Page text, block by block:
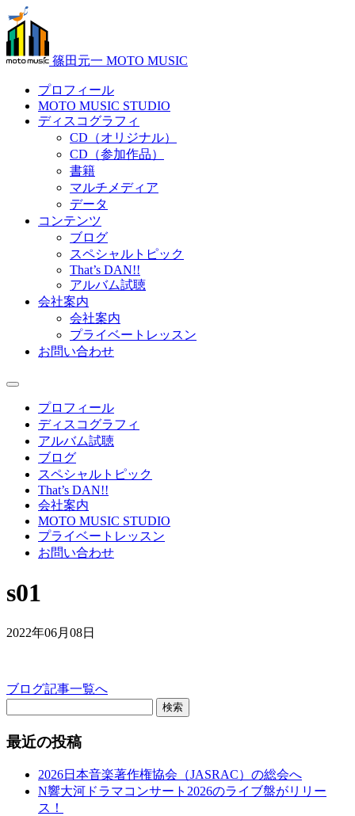
篠田元一 MOTO MUSIC
プロフィール
MOTO MUSIC STUDIO
ディスコグラフィ
CD（オリジナル）
CD（参加作品）
書籍
マルチメディア
データ
コンテンツ
ブログ
スペシャルトピック
That’s DAN!!
アルバム試聴
会社案内
会社案内
プライベートレッスン
お問い合わせ
プロフィール
ディスコグラフィ
アルバム試聴
ブログ
スペシャルトピック
That’s DAN!!
会社案内
MOTO MUSIC STUDIO
プライベートレッスン
お問い合わせ
s01
2022年06月08日
ブログ記事一覧へ
検索
最近の投稿
2026日本音楽著作権協会（JASRAC）の総会へ
N響大河ドラマコンサート2026のライブ盤がリリー
ス！